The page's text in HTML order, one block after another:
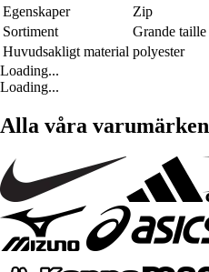
Egenskaper
Zip
Sortiment
Grande taille
Huvudsakligt material polyester
Loading...
Loading...
Alla våra varumärken